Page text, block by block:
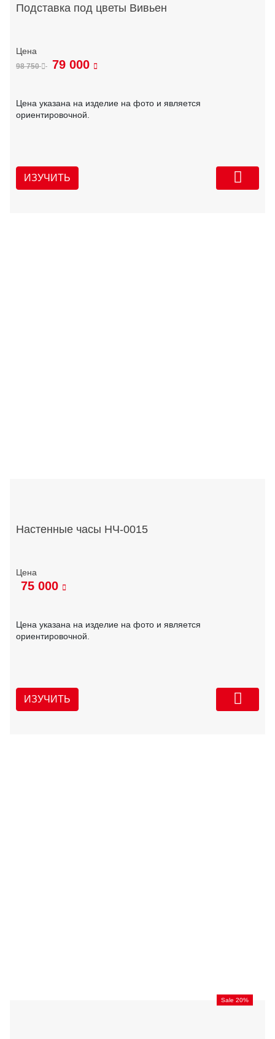
Подставка под цветы Вивьен
98 750 79 000
Цена указана на изделие на фото и является
ориентировочной.
ИЗУЧИТЬ
Настенные часы НЧ-0015
75 000
Цена указана на изделие на фото и является
ориентировочной.
ИЗУЧИТЬ
Sale 20%